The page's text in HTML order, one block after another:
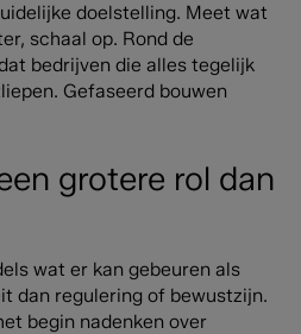
doelstelling. Meet wat
schaal op. Rond de
bedrijven die alles tegelijk
Gefaseerd bouwen
grotere rol dan
wat er kan gebeuren als
dan regulering of bewustzijn.
begin nadenken over